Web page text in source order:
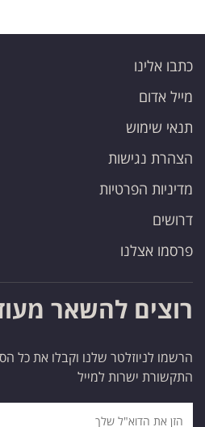
כתבו אלינו
מייל אדום
תנאי שימוש
הצהרת נגישות
מדיניות הפרטיות
דרושים
פרסמו אצלנו
רוצים להשאר
הרשמו לניוזלטר שלנו וקבלו את כל
התקשורת ישרות למייל